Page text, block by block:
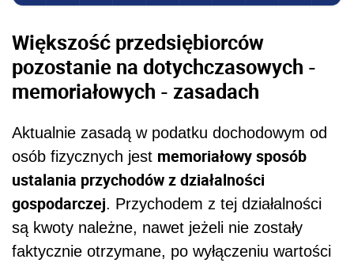
Większość przedsiębiorców
pozostanie na dotychczasowych -
memoriałowych - zasadach
Aktualnie zasadą w podatku dochodowym od
osób fizycznych jest memoriałowy sposób
ustalania przychodów z działalności
gospodarczej. Przychodem z tej działalności
są kwoty należne, nawet jeżeli nie zostały
faktycznie otrzymane, po wyłączeniu wartości